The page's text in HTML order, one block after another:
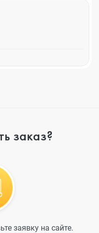
заказ?
заявку на сайте.